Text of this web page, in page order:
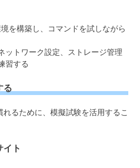
を構築し、コマンドを試しながら
ットワーク設定、ストレージ管理
習する
る
るために、模擬試験を活用するこ
イト